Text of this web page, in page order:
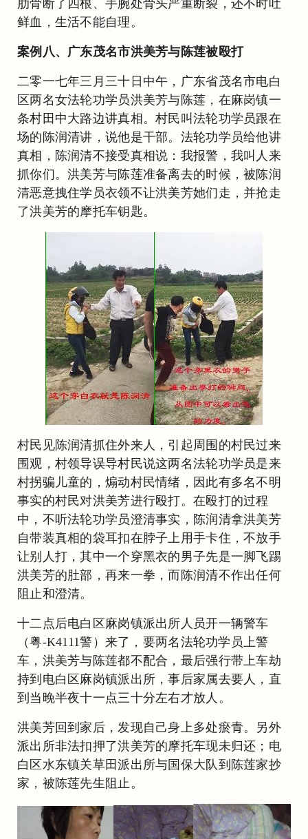
肋骨断了四根、手腕处骨头严重断裂，还不时吐
鲜血，生活不能自理。
案例八、广东茂名市洪美芳与陈莲被殴打
二零一七年三月三十日中午，广东省茂名市电白
区两名女法轮功学员洪美芳与陈莲，在麻岗镇一
条村田中大路边讲真相。村民叫法轮功学员跟在
场的陈润清讲，说他是干部。法轮功学员给他讲
真相，陈润清不接受真相说：我报警，我叫人来
抓你们。洪美芳与陈莲准备离去的时候，被陈润
清恶意拽住学员衣领不让洪美芳她们走，并抢走
了洪美芳的摩托车钥匙。
村民见陈润清抓住外来人，引起周围的村民过来
围观，村领导误导村民说这两名法轮功学员是来
村拐骗儿童的，煽动村民情绪，因此有多名不明
事实的村民对洪美芳进行殴打。在殴打的过程
中，不听法轮功学员澄清事实，陈润清拿洪美芳
自带装真相的袋耳扣在脖子上用手卡住，不放手
让别人打，其中一个穿黑衣的男子先是一脚飞踢
洪美芳的肚部，再来一拳，而陈润清不作出任何
阻止和澄清。
十二点后电白区麻岗镇派出所人员开一辆警车
（粤-K4111警）来了，要两名法轮功学员上警
车，洪美芳与陈莲都不配合，最后强行带上车劫
持到电白区麻岗镇派出所，事后家属去要人，直
到当晚半夜十一点三十分左右才放人。
洪美芳回到家后，发现自己身上多处瘀青。另外
派出所非法扣押了洪美芳的摩托车现未归还；电
白区水东镇关草田派出所与国保大队到陈莲家抄
家，被陈莲先生阻止。